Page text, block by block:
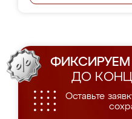
ФИКСИРУЕМ
ДО
Оставьте